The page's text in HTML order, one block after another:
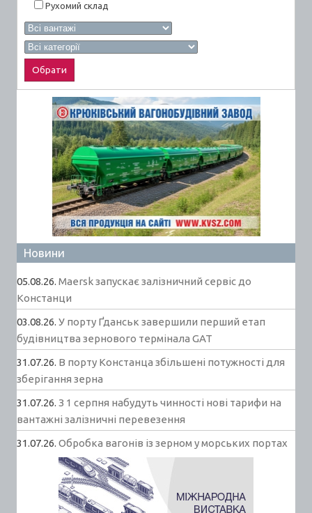
Рухомий склад
Новини
05.08.26. Maersk запускає залізничний сервіс до
Констанци
03.08.26. У порту Ґданськ завершили перший етап
будівництва зернового термінала GAT
31.07.26. В порту Констанца збільшені потужності для
зберігання зерна
31.07.26. З 1 серпня набудуть чинності нові тарифи на
вантажні залізничні перевезення
31.07.26. Обробка вагонів із зерном у морських портах